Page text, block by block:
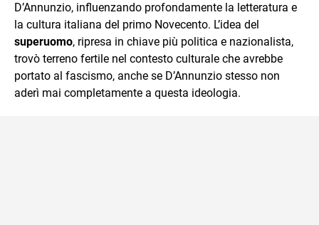
D’Annunzio, influenzando profondamente la letteratura e
la cultura italiana del primo Novecento. L’idea del
superuomo, ripresa in chiave più politica e nazionalista,
trovò terreno fertile nel contesto culturale che avrebbe
portato al fascismo, anche se D’Annunzio stesso non
aderì mai completamente a questa ideologia.